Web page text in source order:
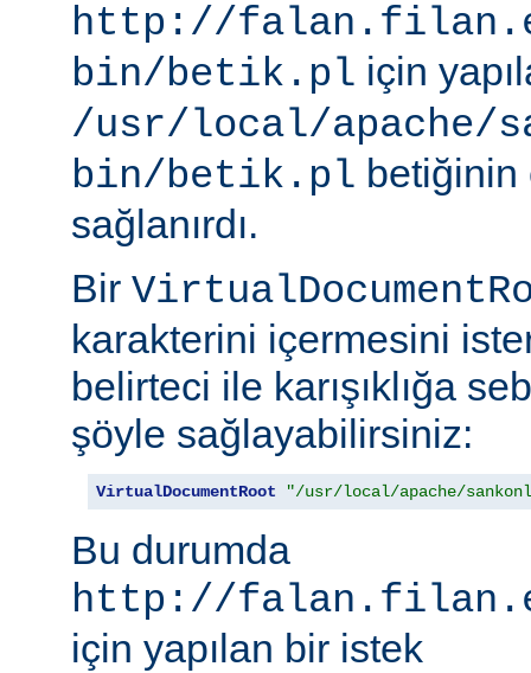
http://
bin/betik.pl için
/usr/local/apache/
bin/betik.pl betiğinin
sağlanırdı.
Bir
karakterini içermesini
belirteci ile karışıklığa
şöyle sağlayabilirsiniz:
VirtualDocumentRoot "/usr/local/apache/
Bu durumda
http://
için yapılan bir istek